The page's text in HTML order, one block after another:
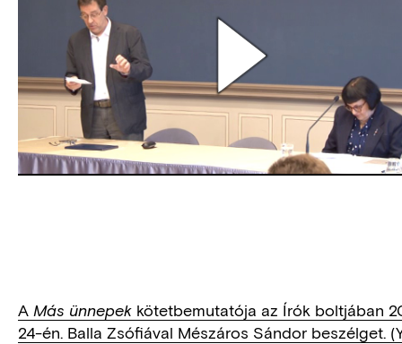
A Más ünnepek kötetbemutatója az Írók boltjában
24-én. Balla Zsófiával Mészáros Sándor beszélget.